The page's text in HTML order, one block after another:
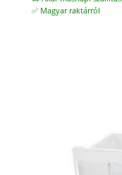
✅ Magyar raktárról